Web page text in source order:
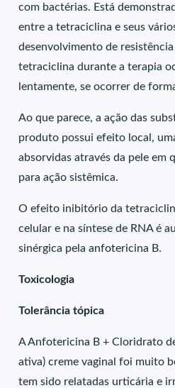
com bactérias. Está
entre a tetraciclina e seus
desenvolvimento de
tetraciclina durante a terapia
lentamente, se ocorrer de
Ao que parece, a ação das
produto possui efeito local,
absorvidas através da pele em
para ação sistêmica.
O efeito inibitório da
celular e na síntese de RNA é
sinérgica pela anfotericina B.
Toxicologia
Tolerância tópica
A Anfotericina B + Cloridrato
ativa) creme vaginal foi muito
tem sido relatadas urticária e